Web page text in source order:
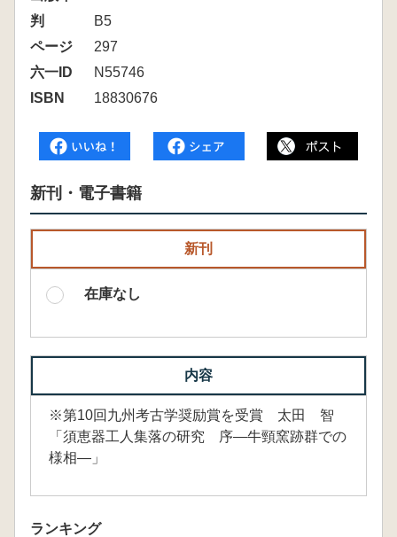
判
B5
ページ
297
六一ID
N55746
ISBN
18830676
新刊・電子書籍
新刊
在庫なし
内容
※第10回九州考古学奨励賞を受賞 太田 智
「須恵器工人集落の研究 序―牛頸窯跡群での
様相―」
ランキング